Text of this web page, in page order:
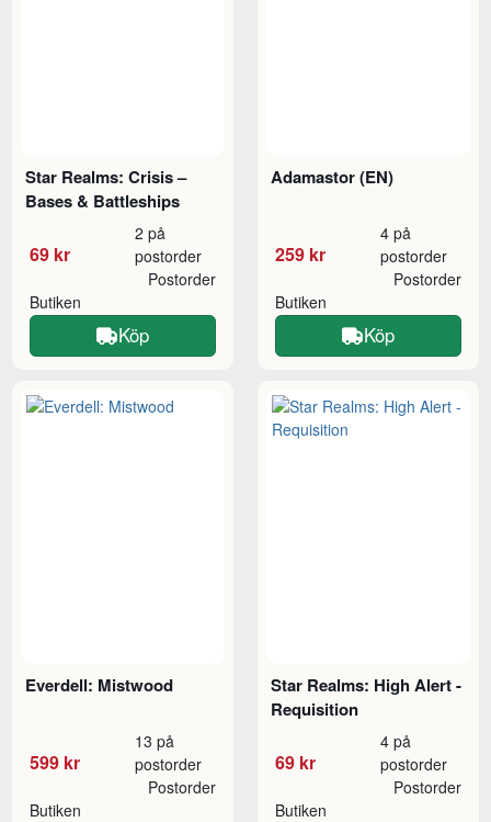
Star Realms: Crisis –
Bases & Battleships
69 kr
2 på
postorder
Butiken
Postorder
Köp
Adamastor (EN)
259 kr
4 på
postorder
Butiken
Postorder
Köp
Everdell: Mistwood
599 kr
13 på
postorder
Butiken
Postorder
Star Realms: High Alert -
Requisition
69 kr
4 på
postorder
Butiken
Postorder